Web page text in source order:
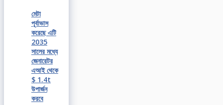
মেটা
পূর্বাভাস
করেছে এটি
2035
সালের মধ্যে
জেনারেটর
এআই থেকে
$ 1.4t
উপার্জন
করবে